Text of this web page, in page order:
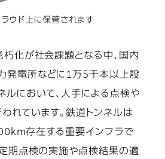
ウド上に保管されます
朽化が社会課題となる中、国内
発電所などに1万5千本以上設
ルにおいて、人手による点検や
れています。鉄道トンネルは
存在する重要インフラで
期点検の実施や点検結果の適